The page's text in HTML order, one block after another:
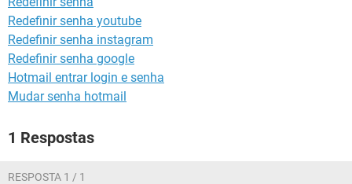
GUIA DE COMPRAS
Redefinir senha youtube
Redefinir senha instagram
Redefinir senha google
Hotmail entrar login e senha
Mudar senha hotmail
1 Respostas
RESPOSTA 1 / 1